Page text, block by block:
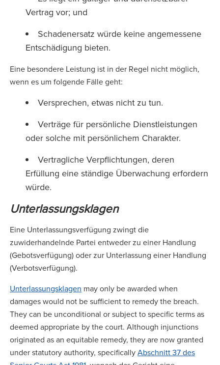
Vertrag vor; und
Schadenersatz würde keine angemessene
Entschädigung bieten.
Eine besondere Leistung ist in der Regel nicht möglich,
wenn es um folgende Fälle geht:
Versprechen, etwas nicht zu tun.
Verträge für persönliche Dienstleistungen
oder solche mit persönlichem Charakter.
Vertragliche Verpflichtungen, deren
Erfüllung eine ständige Überwachung erfordern
würde.
Unterlassungsklagen
Eine Unterlassungsverfügung zwingt die
zuwiderhandelnde Partei entweder zu einer Handlung
(Gebotsverfügung) oder zur Unterlassung einer Handlung
(Verbotsverfügung).
Unterlassungsklagen may only be awarded when
damages would not be sufficient to remedy the breach.
They can be unconditional or subject to specific terms as
deemed appropriate by the court. Although injunctions
originated as an equitable remedy, they are now granted
under statutory authority, specificallyAbschnitt 37 des